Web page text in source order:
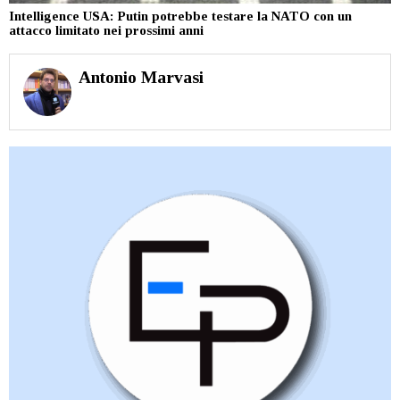
Intelligence USA: Putin potrebbe testare la NATO con un
attacco limitato nei prossimi anni
Antonio Marvasi